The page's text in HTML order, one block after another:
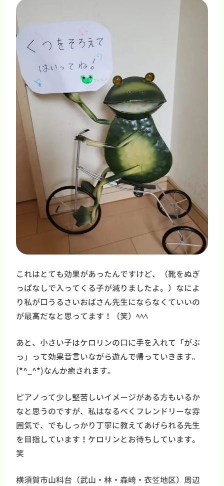
これはとても効果があったんですけど、（靴をぬぎ
っぱなしで入ってくる子が減りましたよ。）なによ
り私が口うるさいおばさん先生にならなくていいの
が最高だなと思ってます！（笑）ﾍﾍﾍ
あと、小さい子はケロリンの口に手を入れて「がぶ
っ」って効果音言いながら遊んで帰っていきます。
(*^_^*)なんか癒されます。
ピアノって少し堅苦しいイメージがある方もいるか
なと思うのですが、私はなるべくフレンドリーな雰
囲気で、でもしっかり丁寧に教えてあげられる先生
を目指しています！ケロリンとお待ちしています。
笑
横須賀市山科台（武山・林・森崎・衣笠地区）周辺